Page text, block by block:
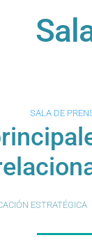
SALA DE
ESTRATÉGICA